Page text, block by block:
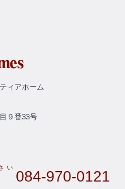
ィアホーム
９番33号
084-970-0121